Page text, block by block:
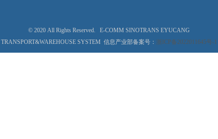
© 2020 All Rights Reserved. E-COMM SINOTRANS EYUCANG
TRANSPORT&WAREHOUSE SYSTEM 信息产业部备案号： 浙ICP备2022011645号-1